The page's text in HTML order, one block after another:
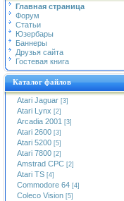
Главная страница
Форум
Статьи
Юзербары
Баннеры
Друзья сайта
Гостевая книга
Каталог файлов
Atari Jaguar [3]
Atari Lynx [2]
Arcadia 2001 [3]
Atari 2600 [3]
Atari 5200 [5]
Atari 7800 [2]
Amstrad CPC [2]
Atari TS [4]
Commodore 64 [4]
Coleco Vision [5]